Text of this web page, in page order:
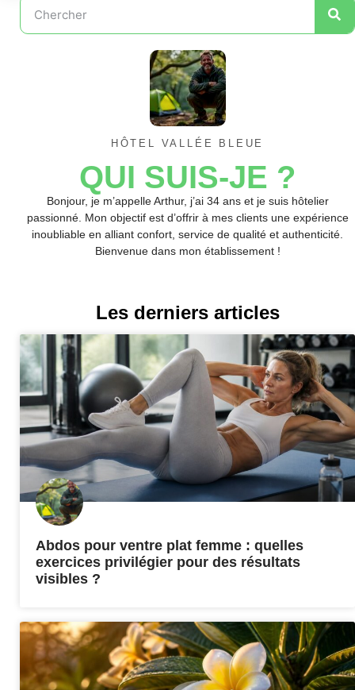
HÔTEL VALLÉE BLEUE
QUI SUIS-JE ?
Bonjour, je m’appelle Arthur, j’ai 34 ans et je suis hôtelier
passionné. Mon objectif est d’offrir à mes clients une expérience
inoubliable en alliant confort, service de qualité et authenticité.
Bienvenue dans mon établissement !
Les derniers articles
Abdos pour ventre plat femme : quelles
exercices privilégier pour des résultats
visibles ?